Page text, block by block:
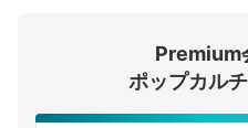
ログ
Premium
ポップカル